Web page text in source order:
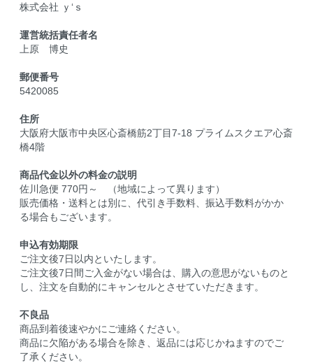
株式会社 ｙ‘ｓ
運営統括責任者名
上原 博史
郵便番号
5420085
住所
大阪府大阪市中央区心斎橋筋2丁目7-18 プライムスクエア心斎
橋4階
商品代金以外の料金の説明
佐川急便 770円～ （地域によって異ります）
販売価格・送料とは別に、代引き手数料、振込手数料がかか
る場合もございます。
申込有効期限
ご注文後7日以内といたします。
ご注文後7日間ご入金がない場合は、購入の意思がないものと
し、注文を自動的にキャンセルとさせていただきます。
不良品
商品到着後速やかにご連絡ください。
商品に欠陥がある場合を除き、返品には応じかねますのでご
了承ください。